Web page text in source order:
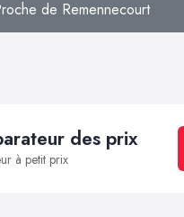
de Remennecourt
des prix
à petit prix